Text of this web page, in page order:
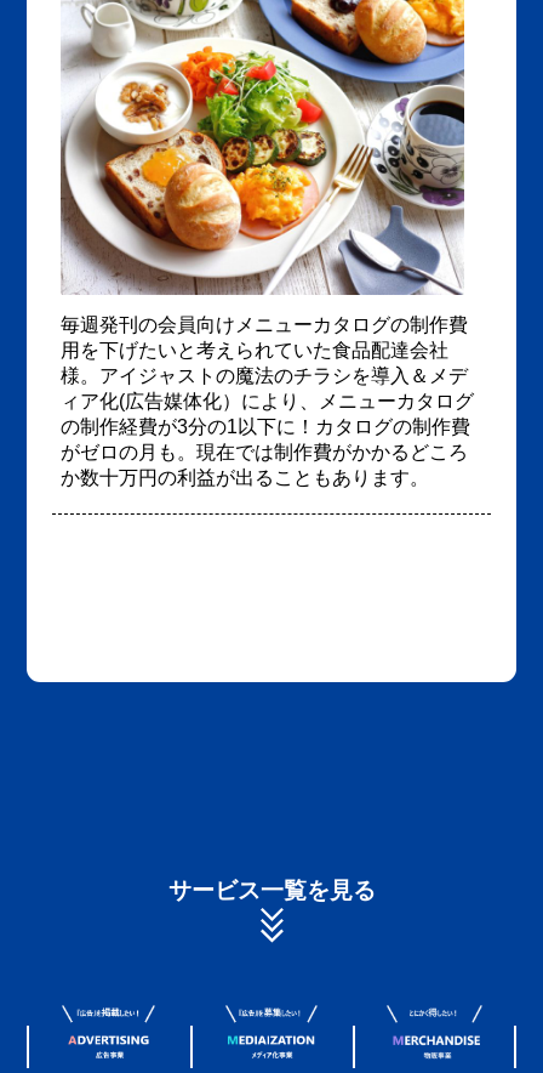
毎週発刊の会員向けメニューカタログの制作費
用を下げたいと考えられていた食品配達会社
様。アイジャストの魔法のチラシを導入＆メデ
ィア化(広告媒体化）により、メニューカタログ
の制作経費が3分の1以下に！カタログの制作費
がゼロの月も。現在では制作費がかかるどころ
か数十万円の利益が出ることもあります。
サービス一覧を見る